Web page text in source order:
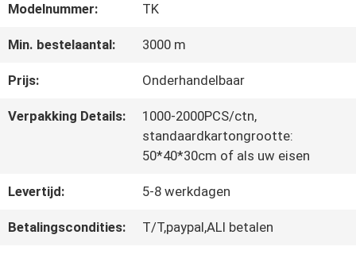
CONTACTEER
ONS
ALLE
GEVALLEN
Modelnummer: TK
Min. bestelaantal: 3000 m
Prijs: Onderhandelbaar
Verpakking Details:
1000-2000PCS/ctn,
standaardkartongrootte:
50*40*30cm of als uw eisen
Levertijd: 5-8 werkdagen
Betalingscondities: T/T,paypal,ALI betalen